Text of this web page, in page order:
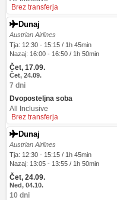
Brez transferja
Dunaj
Austrian Airlines
Tja: 12:30 - 15:15 / 1h 45min
Nazaj: 16:00 - 16:50 / 1h 50min
Čet, 17.09.
Čet, 24.09.
7 dni
Dvoposteljna soba
All Inclusive
Brez transferja
Dunaj
Austrian Airlines
Tja: 12:30 - 15:15 / 1h 45min
Nazaj: 13:05 - 13:55 / 1h 50min
Čet, 24.09.
Ned, 04.10.
10 dni